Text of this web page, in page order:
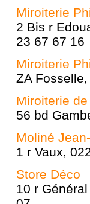
Miroiterie
2 Bis r
23 67 67 16
Miroiterie
ZA
Miroiterie
56 bd
Moliné
1 r Vaux,
Store Déco
10 r